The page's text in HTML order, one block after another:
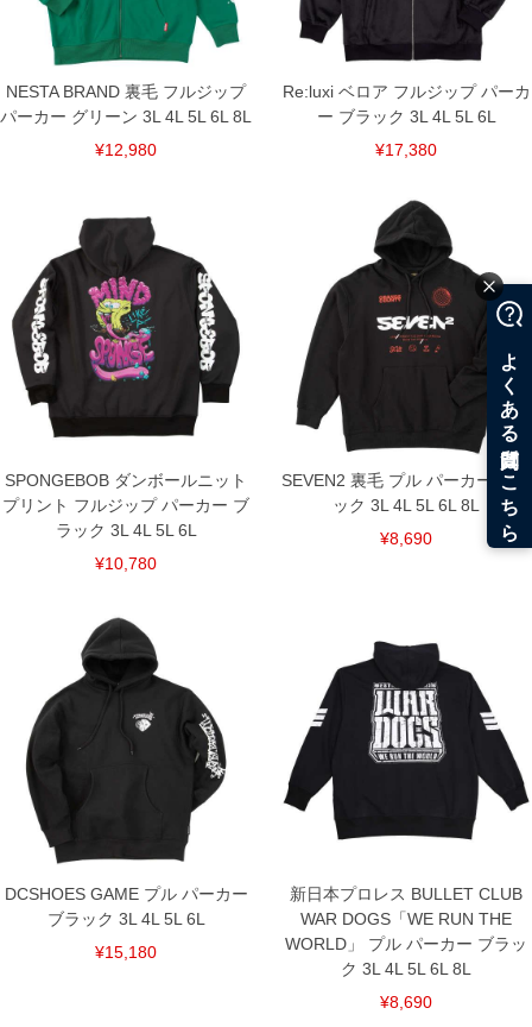
NESTA BRAND 裏毛 フルジップ
パーカー グリーン 3L 4L 5L 6L 8L
¥12,980
Re:luxi ベロア フルジップ パーカ
ー ブラック 3L 4L 5L 6L
¥17,380
SPONGEBOB ダンボールニット
プリント フルジップ パーカー ブ
ラック 3L 4L 5L 6L
¥10,780
SEVEN2 裏毛 プル パーカー ブラ
ック 3L 4L 5L 6L 8L
¥8,690
DCSHOES GAME プル パーカー
ブラック 3L 4L 5L 6L
¥15,180
新日本プロレス BULLET CLUB
WAR DOGS「WE RUN THE
WORLD」 プル パーカー ブラッ
ク 3L 4L 5L 6L 8L
¥8,690